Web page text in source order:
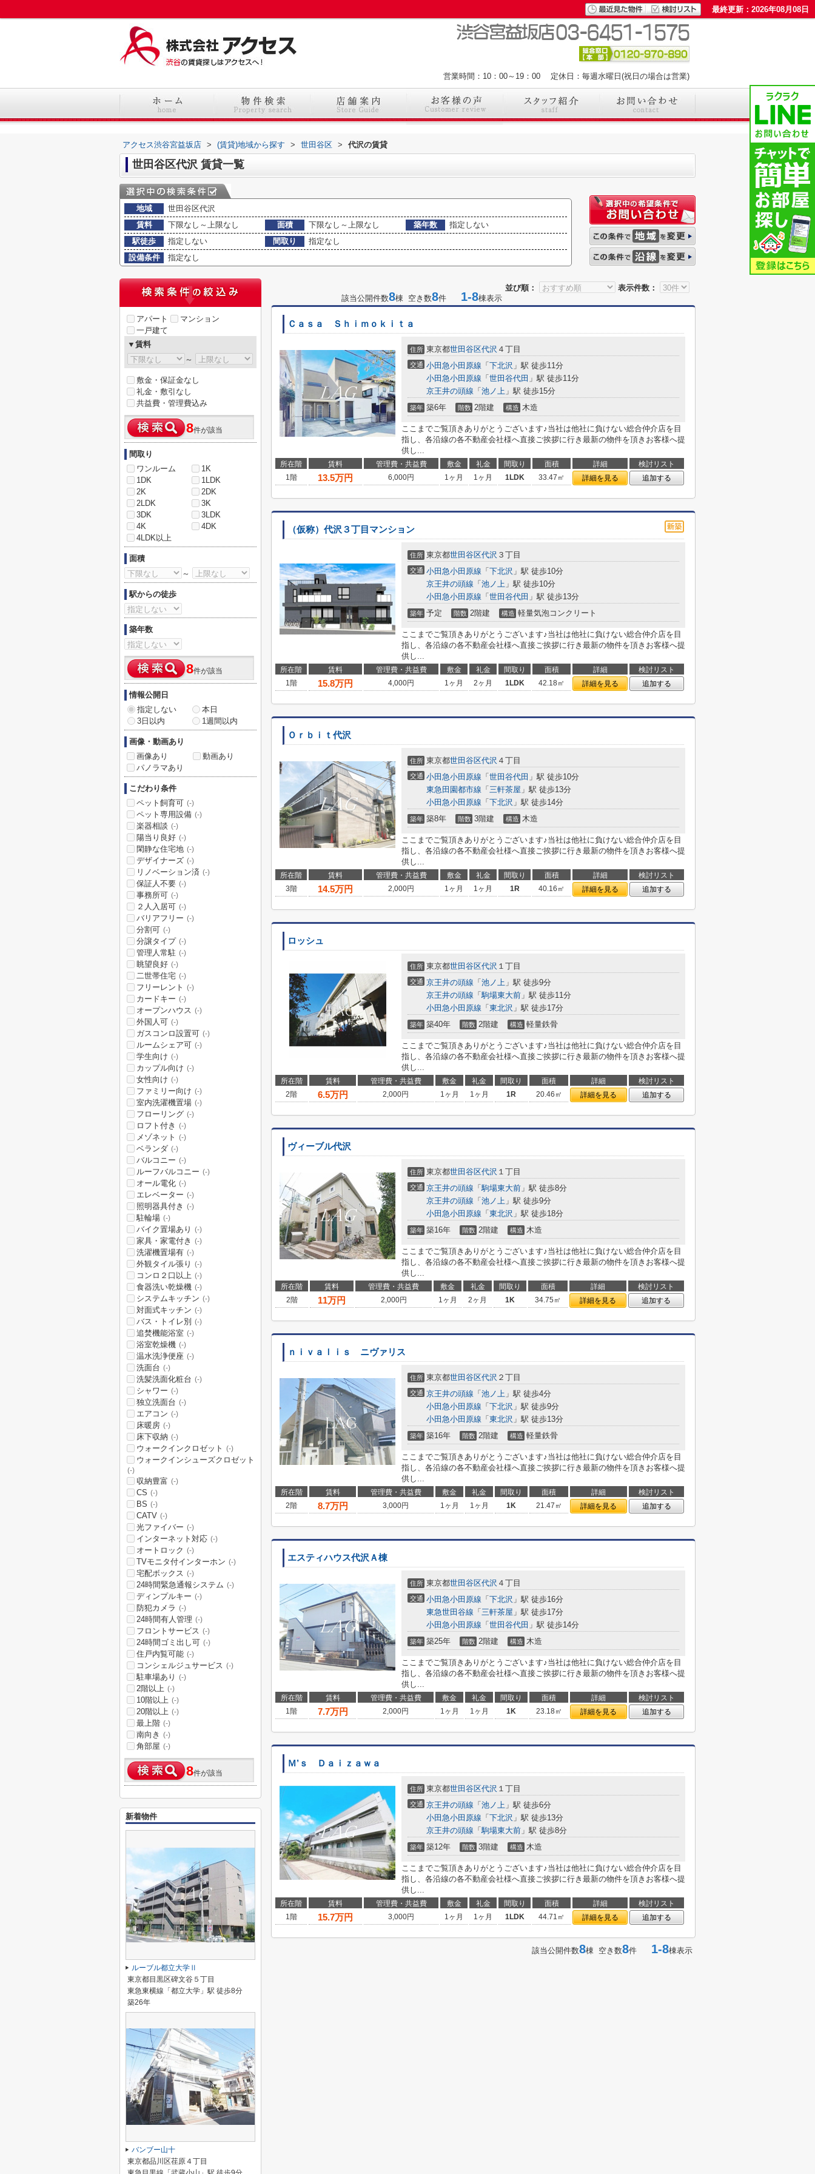
最終更新：2026年08月08日
営業時間：10：00～19：00 定休日：毎週水曜日(祝日の場合は営業)
アクセス渋谷宮益坂店 > (賃貸)地域から探す > 世田谷区 > 代沢の賃貸
世田谷区代沢 賃貸一覧
地域
世田谷区代沢
賃料
下限なし～上限なし 面積 下限なし～上限なし 築年数
指定しない
駅徒歩
指定しない 間取り
指定なし
設備条件
指定なし
並び順：
表示件数：
該当公開件数8棟 空き数8件 1-8棟表示
Ｃａｓａ Ｓｈｉｍｏｋｉｔａ
住所 東京都世田谷区代沢 ４丁目
交通 小田急小田原線 「 下北沢 」駅 徒歩11分
小田急小田原線 「 世田谷代田 」駅 徒歩11分
京王井の頭線 「 池ノ上 」駅 徒歩15分
築年 築6年 階数 2階建 構造 木造
ここまでご覧頂きありがとうございます♪当社は他社に負けない総合仲介店を目
指し、各沿線の各不動産会社様へ直接ご挨拶に行き最新の物件を頂きお客様へ提
供し...
所在階 賃料 管理費・共益費 敷金 礼金 間取り 面積 詳細
検討リスト
1階
13.5万円 6,000円 1ヶ月 1ヶ月 1LDK 33.47㎡ 詳細を見る 追加する
（仮称）代沢３丁目マンション
住所 東京都世田谷区代沢 ３丁目
交通 小田急小田原線 「 下北沢 」駅 徒歩10分
京王井の頭線 「 池ノ上 」駅 徒歩10分
小田急小田原線 「 世田谷代田 」駅 徒歩13分
築年 予定 階数 2階建 構造 軽量気泡コンクリート
ここまでご覧頂きありがとうございます♪当社は他社に負けない総合仲介店を目
指し、各沿線の各不動産会社様へ直接ご挨拶に行き最新の物件を頂きお客様へ提
供し...
所在階 賃料 管理費・共益費 敷金 礼金 間取り 面積 詳細
検討リスト
1階
15.8万円 4,000円 1ヶ月 2ヶ月 1LDK 42.18㎡ 詳細を見る 追加する
Ｏｒｂｉｔ代沢
住所 東京都世田谷区代沢 ４丁目
交通 小田急小田原線 「 世田谷代田 」駅 徒歩10分
東急田園都市線 「 三軒茶屋 」駅 徒歩13分
小田急小田原線 「 下北沢 」駅 徒歩14分
築年 築8年 階数 3階建 構造 木造
ここまでご覧頂きありがとうございます♪当社は他社に負けない総合仲介店を目
指し、各沿線の各不動産会社様へ直接ご挨拶に行き最新の物件を頂きお客様へ提
供し...
所在階 賃料 管理費・共益費 敷金 礼金 間取り 面積 詳細
検討リスト
3階
14.5万円 2,000円 1ヶ月 1ヶ月 1R 40.16㎡ 詳細を見る 追加する
ロッシュ
住所 東京都世田谷区代沢 １丁目
交通 京王井の頭線 「 池ノ上 」駅 徒歩9分
京王井の頭線 「駒場東大前 」駅 徒歩11分
小田急小田原線 「 東北沢 」駅 徒歩17分
築年 築40年 階数 2階建 構造 軽量鉄骨
ここまでご覧頂きありがとうございます♪当社は他社に負けない総合仲介店を目
指し、各沿線の各不動産会社様へ直接ご挨拶に行き最新の物件を頂きお客様へ提
供し...
所在階 賃料 管理費・共益費 敷金 礼金 間取り 面積 詳細
検討リスト
2階
6.5万円 2,000円 1ヶ月 1ヶ月 1R 20.46㎡ 詳細を見る 追加する
ヴィーブル代沢
住所 東京都世田谷区代沢 １丁目
交通 京王井の頭線 「駒場東大前 」駅 徒歩8分
京王井の頭線 「 池ノ上 」駅 徒歩9分
小田急小田原線 「 東北沢 」駅 徒歩18分
築年 築16年 階数 2階建 構造 木造
ここまでご覧頂きありがとうございます♪当社は他社に負けない総合仲介店を目
指し、各沿線の各不動産会社様へ直接ご挨拶に行き最新の物件を頂きお客様へ提
供し...
所在階 賃料 管理費・共益費 敷金 礼金 間取り 面積 詳細
検討リスト
2階
11万円 2,000円 1ヶ月 2ヶ月 1K 34.75㎡ 詳細を見る 追加する
ｎｉｖａｌｉｓ ニヴァリス
住所 東京都世田谷区代沢 ２丁目
交通 京王井の頭線 「 池ノ上 」駅 徒歩4分
小田急小田原線 「 下北沢 」駅 徒歩9分
小田急小田原線 「 東北沢 」駅 徒歩13分
築年 築16年 階数 2階建 構造 軽量鉄骨
ここまでご覧頂きありがとうございます♪当社は他社に負けない総合仲介店を目
指し、各沿線の各不動産会社様へ直接ご挨拶に行き最新の物件を頂きお客様へ提
供し...
所在階 賃料 管理費・共益費 敷金 礼金 間取り 面積 詳細
検討リスト
2階
8.7万円 3,000円 1ヶ月 1ヶ月 1K 21.47㎡ 詳細を見る 追加する
エスティハウス代沢Ａ棟
住所 東京都世田谷区代沢 ４丁目
交通 小田急小田原線 「 下北沢 」駅 徒歩16分
東急世田谷線 「 三軒茶屋 」駅 徒歩17分
小田急小田原線 「 世田谷代田 」駅 徒歩14分
築年 築25年 階数 2階建 構造 木造
ここまでご覧頂きありがとうございます♪当社は他社に負けない総合仲介店を目
指し、各沿線の各不動産会社様へ直接ご挨拶に行き最新の物件を頂きお客様へ提
供し...
所在階 賃料 管理費・共益費 敷金 礼金 間取り 面積 詳細
検討リスト
1階
7.7万円 2,000円 1ヶ月 1ヶ月 1K 23.18㎡ 詳細を見る 追加する
Ｍ’ｓ Ｄａｉｚａｗａ
住所 東京都世田谷区代沢 １丁目
交通 京王井の頭線 「 池ノ上 」駅 徒歩6分
小田急小田原線 「 下北沢 」駅 徒歩13分
京王井の頭線 「駒場東大前 」駅 徒歩8分
築年 築12年 階数 3階建 構造 木造
ここまでご覧頂きありがとうございます♪当社は他社に負けない総合仲介店を目
指し、各沿線の各不動産会社様へ直接ご挨拶に行き最新の物件を頂きお客様へ提
供し...
所在階 賃料 管理費・共益費 敷金 礼金 間取り 面積 詳細
検討リスト
1階
15.7万円 3,000円 1ヶ月 1ヶ月 1LDK 44.71㎡ 詳細を見る 追加する
該当公開件数8棟 空き数8件 1-8棟表示
アパート
マンション
一戸建て
▼賃料
～
敷金・保証金なし
礼金・敷引なし
共益費・管理費込み
8件が該当
間取り
ワンルーム
1K
1DK
1LDK
2K
2DK
2LDK
3K
3DK
3LDK
4K
4DK
4LDK以上
面積
～
駅からの徒歩
築年数
8件が該当
情報公開日
指定しない
本日
3日以内
1週間以内
画像・動画あり
画像あり
動画あり
パノラマあり
こだわり条件
ペット飼育可 (-)
ペット専用設備 (-)
楽器相談 (-)
陽当り良好 (-)
閑静な住宅地 (-)
デザイナーズ (-)
リノベーション済 (-)
保証人不要 (-)
事務所可 (-)
２人入居可 (-)
バリアフリー (-)
分割可 (-)
分譲タイプ (-)
管理人常駐 (-)
眺望良好 (-)
二世帯住宅 (-)
フリーレント (-)
カードキー (-)
オープンハウス (-)
外国人可 (-)
ガスコンロ設置可 (-)
ルームシェア可 (-)
学生向け (-)
カップル向け (-)
女性向け (-)
ファミリー向け (-)
室内洗濯機置場 (-)
フローリング (-)
ロフト付き (-)
メゾネット (-)
ベランダ (-)
バルコニー (-)
ルーフバルコニー (-)
オール電化 (-)
エレベーター (-)
照明器具付き (-)
駐輪場 (-)
バイク置場あり (-)
家具・家電付き (-)
洗濯機置場有 (-)
外観タイル張り (-)
コンロ２口以上 (-)
食器洗い乾燥機 (-)
システムキッチン (-)
対面式キッチン (-)
バス・トイレ別 (-)
追焚機能浴室 (-)
浴室乾燥機 (-)
温水洗浄便座 (-)
洗面台 (-)
洗髪洗面化粧台 (-)
シャワー (-)
独立洗面台 (-)
エアコン (-)
床暖房 (-)
床下収納 (-)
ウォークインクロゼット (-)
ウォークインシューズクロゼット
(-)
収納豊富 (-)
CS (-)
BS (-)
CATV (-)
光ファイバー (-)
インターネット対応 (-)
オートロック (-)
TVモニタ付インターホン (-)
宅配ボックス (-)
24時間緊急通報システム (-)
ディンプルキー (-)
防犯カメラ (-)
24時間有人管理 (-)
フロントサービス (-)
24時間ゴミ出し可 (-)
住戸内覧可能 (-)
コンシェルジュサービス (-)
駐車場あり (-)
2階以上 (-)
10階以上 (-)
20階以上 (-)
最上階 (-)
南向き (-)
角部屋 (-)
8件が該当
新着物件
ルーブル都立大学Ⅱ
東京都目黒区碑文谷５丁目
東急東横線「都立大学」駅 徒歩8分
築26年
バンブー山十
東京都品川区荏原４丁目